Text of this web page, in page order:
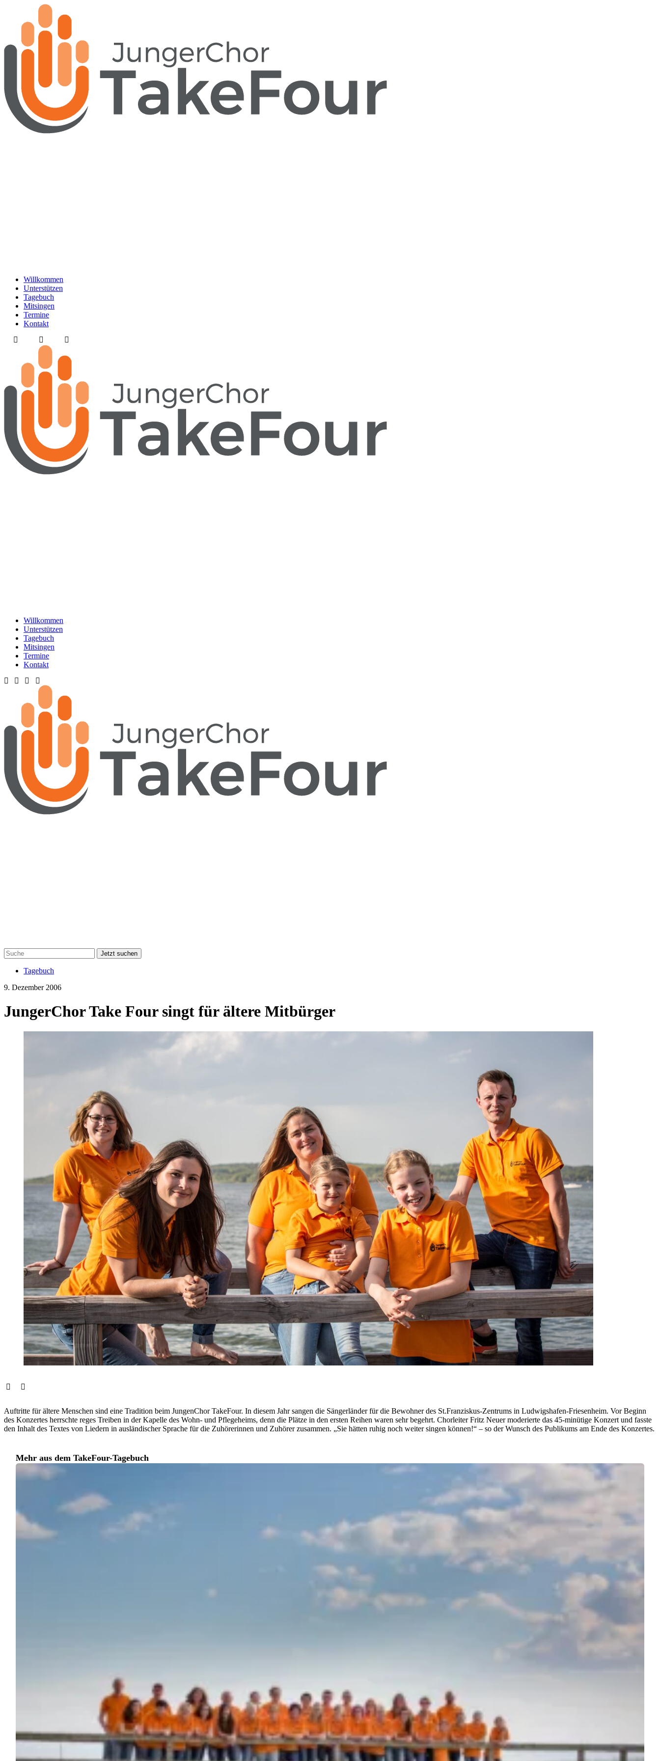
Willkommen
Unterstützen
Tagebuch
Mitsingen
Termine
Kontakt
Willkommen
Unterstützen
Tagebuch
Mitsingen
Termine
Kontakt
Jetzt suchen
Tagebuch
9. Dezember 2006
JungerChor Take Four singt für ältere Mitbürger
Auftritte für ältere Menschen sind eine Tradition beim JungenChor TakeFour. In diesem Jahr sangen die Sängerländer für die Bewohner des St.Franziskus-Zentrums in Ludwigshafen-Friesenheim. Vor Beginn
des Konzertes herrschte reges Treiben in der Kapelle des Wohn- und Pflegeheims, denn die Plätze in den ersten Reihen waren sehr begehrt. Chorleiter Fritz Neuer moderierte das 45-minütige Konzert und fasste
den Inhalt des Textes von Liedern in ausländischer Sprache für die Zuhörerinnen und Zuhörer zusammen. „Sie hätten ruhig noch weiter singen können!“ – so der Wunsch des Publikums am Ende des Konzertes.
Mehr aus dem TakeFour-Tagebuch